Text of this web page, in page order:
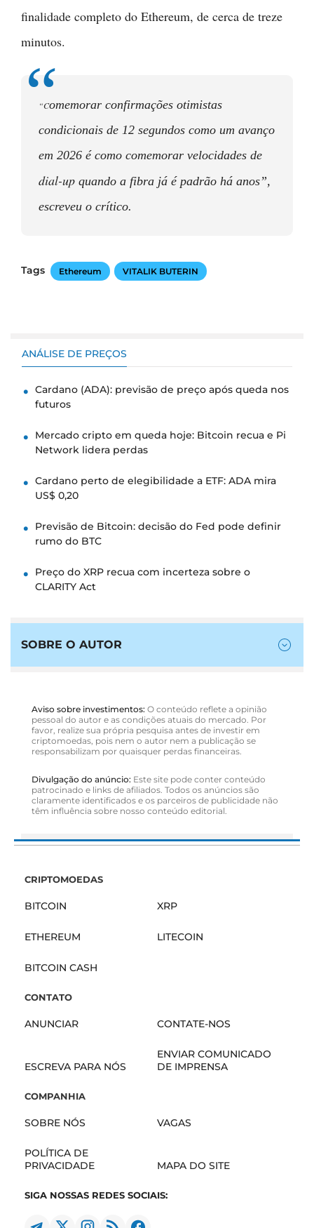
finalidade completo do Ethereum, de cerca de treze
minutos.
“Comemorar confirmações otimistas
condicionais de 12 segundos como um avanço
em 2026 é como comemorar velocidades de
dial-up quando a fibra já é padrão há anos”,
escreveu o crítico.
Tags Ethereum VITALIK BUTERIN
ANÁLISE DE PREÇOS
Cardano (ADA): previsão de preço após queda nos
futuros
Mercado cripto em queda hoje: Bitcoin recua e Pi
Network lidera perdas
Cardano perto de elegibilidade a ETF: ADA mira
US$ 0,20
Previsão de Bitcoin: decisão do Fed pode definir
rumo do BTC
Preço do XRP recua com incerteza sobre o
CLARITY Act
SOBRE O AUTOR
Aviso sobre investimentos: O conteúdo reflete a opinião
pessoal do autor e as condições atuais do mercado. Por
favor, realize sua própria pesquisa antes de investir em
criptomoedas, pois nem o autor nem a publicação se
responsabilizam por quaisquer perdas financeiras.
Divulgação do anúncio: Este site pode conter conteúdo
patrocinado e links de afiliados. Todos os anúncios são
claramente identificados e os parceiros de publicidade não
têm influência sobre nosso conteúdo editorial.
CRIPTOMOEDAS
BITCOIN XRP
ETHEREUM LITECOIN
BITCOIN CASH
CONTATO
ANUNCIAR CONTATE-NOS
ESCREVA PARA NÓS
ENVIAR COMUNICADO
DE IMPRENSA
COMPANHIA
SOBRE NÓS VAGAS
POLÍTICA DE
PRIVACIDADE
MAPA DO SITE
SIGA NOSSAS REDES SOCIAIS: